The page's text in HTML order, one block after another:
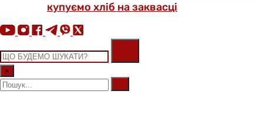
купуємо хліб на заквасці
×